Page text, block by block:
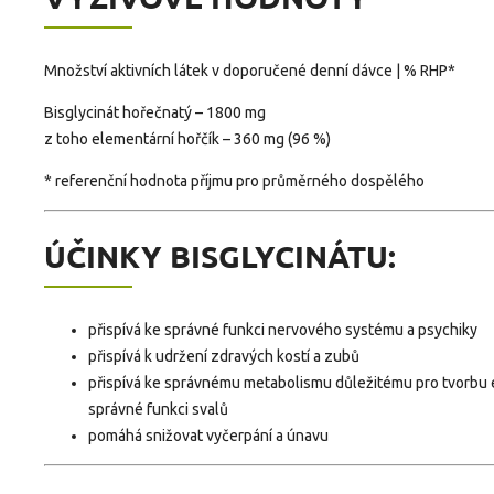
Množství aktivních látek v doporučené denní dávce | % RHP*
Bisglycinát hořečnatý – 1800 mg
z toho elementární hořčík – 360 mg (96 %)
* referenční hodnota příjmu pro průměrného dospělého
ÚČINKY BISGLYCINÁTU:
přispívá ke správné funkci nervového systému a psychiky
přispívá k udržení zdravých kostí a zubů
přispívá ke správnému metabolismu důležitému pro tvorbu
správné funkci svalů
pomáhá snižovat vyčerpání a únavu